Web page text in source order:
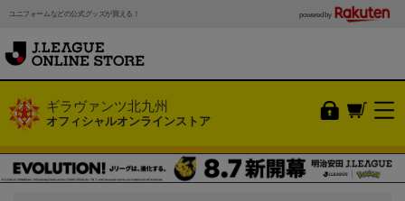
ユニフォームなどの公式グッズが買える！ powered by
ギラヴァンツ北九州
オフィシャルオンラインストア